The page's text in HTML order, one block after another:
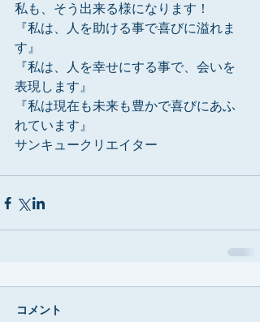
私も、そう出来る様になります！
『私は、人を助ける事で喜びに溢れま
す』
『私は、人を幸せにする事で、会いを
表現します』
『私は現在も未来も豊かで喜びにあふ
れています』
サンキュークリエイター
コメント